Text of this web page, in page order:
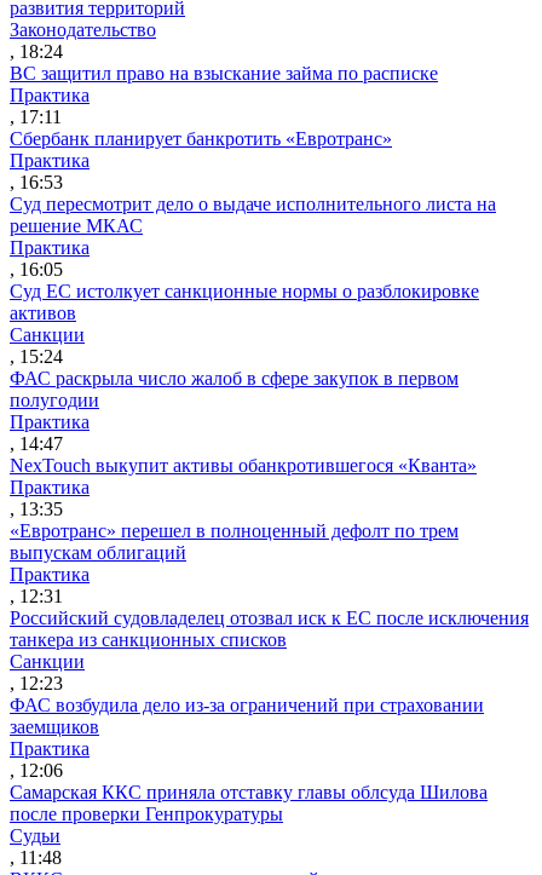
развития территорий
Законодательство
, 18:24
ВС защитил право на взыскание займа по расписке
Практика
, 17:11
Сбербанк планирует банкротить «Евротранс»
Практика
, 16:53
Суд пересмотрит дело о выдаче исполнительного листа на
решение МКАС
Практика
, 16:05
Суд ЕС истолкует санкционные нормы о разблокировке
активов
Санкции
, 15:24
ФАС раскрыла число жалоб в сфере закупок в первом
полугодии
Практика
, 14:47
NexTouch выкупит активы обанкротившегося «Кванта»
Практика
, 13:35
«Евротранс» перешел в полноценный дефолт по трем
выпускам облигаций
Практика
, 12:31
Российский судовладелец отозвал иск к ЕС после исключения
танкера из санкционных списков
Санкции
, 12:23
ФАС возбудила дело из-за ограничений при страховании
заемщиков
Практика
, 12:06
Самарская ККС приняла отставку главы облсуда Шилова
после проверки Генпрокуратуры
Судьи
, 11:48